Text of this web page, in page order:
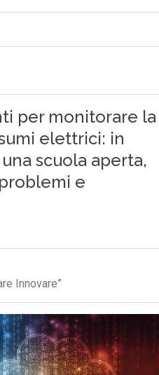
per monitorare la
elettrici: in
scuola aperta,
e
Innovare”